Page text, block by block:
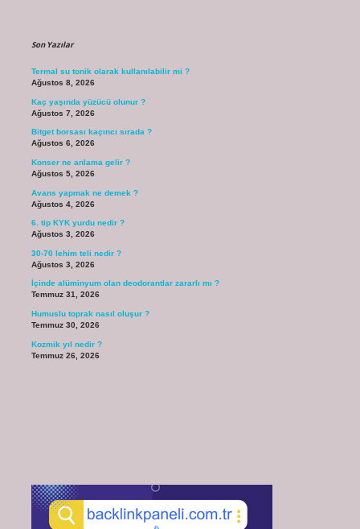
Son Yazılar
Termal su tonik olarak kullanılabilir mi ?
Ağustos 8, 2026
Kaç yaşında yüzücü olunur ?
Ağustos 7, 2026
Bitget borsası kaçıncı sırada ?
Ağustos 6, 2026
Konser ne anlama gelir ?
Ağustos 5, 2026
Avans yapmak ne demek ?
Ağustos 4, 2026
6. tip KYK yurdu nedir ?
Ağustos 3, 2026
30-70 lehim teli nedir ?
Ağustos 3, 2026
İçinde alüminyum olan deodorantlar zararlı mı ?
Temmuz 31, 2026
Humuslu toprak nasıl oluşur ?
Temmuz 30, 2026
Kozmik yıl nedir ?
Temmuz 26, 2026